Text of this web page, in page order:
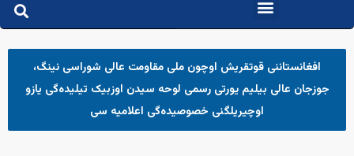
افغانستاننی قوتقریش اوچون ملی مقاومت عالی شوراسی نینگ،
جوزجان عالی بیلیم یورتی رسمی لوحه سیدن اوزبیک تیلیده‌گی یازو
اوچیریلگنی خصوصیده‌گی اعلامیه سی